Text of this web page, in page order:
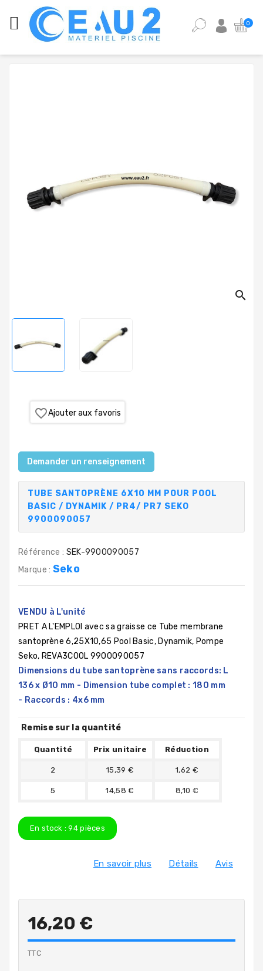
CATÉGORIES
POMPES,
RACCORDS,
CAMPINGS,
HÔTELS
SAUNA-
0
search
favorite_borderAjouter aux favoris
Demander un renseignement
TUBE SANTOPRÈNE 6X10 MM POUR POOL
BASIC / DYNAMIK / PR4/ PR7 SEKO
9900090057
Référence : SEK-9900090057
Marque : Seko
VENDU à L'unité
PRET A L'EMPLOI avec sa graisse ce Tube membrane
santoprène 6,25X10,65 Pool Basic, Dynamik, Pompe
Seko, REVA3COOL 9900090057
Dimensions du tube santoprène sans raccords: L
136 x Ø10 mm - Dimension tube complet : 180 mm
- Raccords : 4x6 mm
Remise sur la quantité
Quantité Prix unitaire Réduction
2 15,39 € 1,62 €
5 14,58 € 8,10 €
En stock :94pièces
En savoir plus Détails Avis
16,20 €
TTC